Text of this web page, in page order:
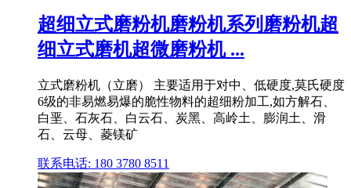
超细立式磨粉机磨粉机系列磨粉机超
细立式磨机超微磨粉机 ...
立式磨粉机（立磨） 主要适用于对中、低硬度,莫氏硬度
6级的非易燃易爆的脆性物料的超细粉加工,如方解石、
白垩、石灰石、白云石、炭黑、高岭土、膨润土、滑
石、云母、菱镁矿
联系电话: 180 3780 8511